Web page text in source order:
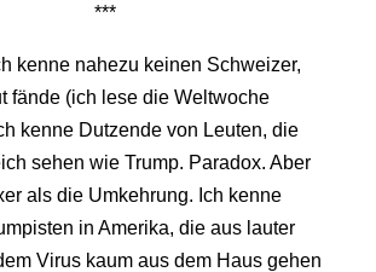
***
kenne nahezu keinen Schweizer,
fände (ich lese die Weltwoche
kenne Dutzende von Leuten, die
sehen wie Trump. Paradox. Aber
als die Umkehrung. Ich kenne
in Amerika, die aus lauter
Virus kaum aus dem Haus gehen